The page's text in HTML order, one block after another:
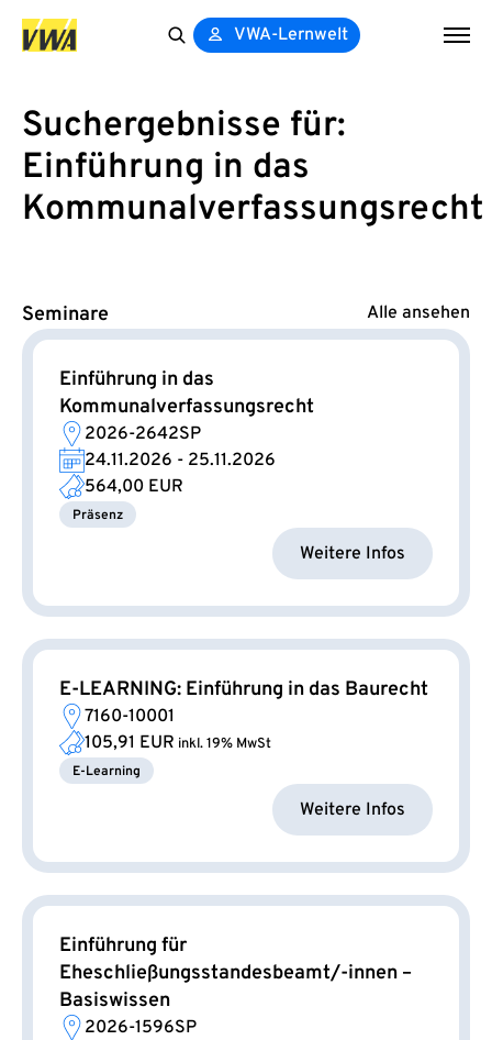
VWA-Lernwelt
Suchergebnisse für:
Einführung in das
Kommunalverfassungsrecht
Seminare Alle ansehen
Einführung in das
Kommunalverfassungsrecht
2026-2642SP
24.11.2026 - 25.11.2026
564,00 EUR
Präsenz
Weitere Infos
E-LEARNING: Einführung in das Baurecht
7160-10001
105,91 EUR inkl. 19% MwSt
E-Learning
Weitere Infos
Einführung für
Eheschließungsstandesbeamt/-innen –
Basiswissen
2026-1596SP